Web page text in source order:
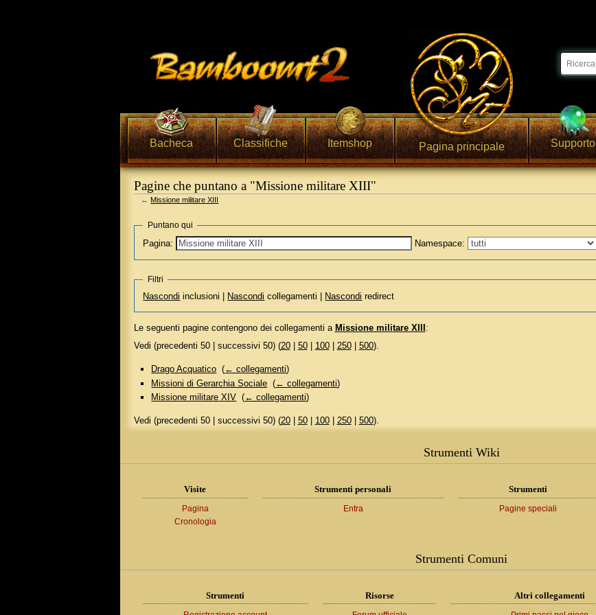
Bacheca Classifiche Itemshop Pagina principale Supporto
Pagine che puntano a "Missione militare XIII"
← Missione militare XIII
Puntano qui
Pagina: Namespace:
Filtri
Nascondi inclusioni | Nascondi collegamenti | Nascondi redirect
Le seguenti pagine contengono dei collegamenti a Missione militare XIII :
Vedi (precedenti 50 | successivi 50) (20| 50| 100| 250| 500).
Drago Acquatico ‎(← collegamenti)
Missioni di Gerarchia Sociale ‎(← collegamenti)
Missione militare XIV ‎(← collegamenti)
Vedi (precedenti 50 | successivi 50) (20| 50| 100| 250| 500).
Strumenti Wiki
Visite
Pagina
Cronologia
Strumenti personali
Entra
Strumenti
Pagine speciali
Strumenti Comuni
Strumenti Risorse Altri collegamenti